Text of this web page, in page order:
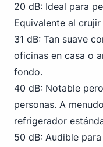
20 dB: Ideal para
Equivalente al crujir
31 dB: Tan suave
oficinas en casa o
fondo.
40 dB: Notable
personas. A
refrigerador
50 dB: Audible